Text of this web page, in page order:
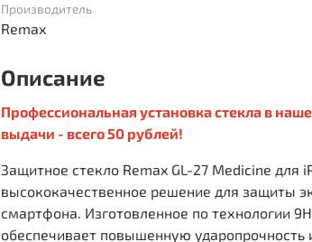
Производитель
Remax
Описание
Профессиональная установка стекла в
выдачи - всего 50 рублей!
Защитное стекло Remax GL-27 Medicine для
высококачественное решение для защиты
смартфона. Изготовленное по технологии
обеспечивает повышенную ударопрочность